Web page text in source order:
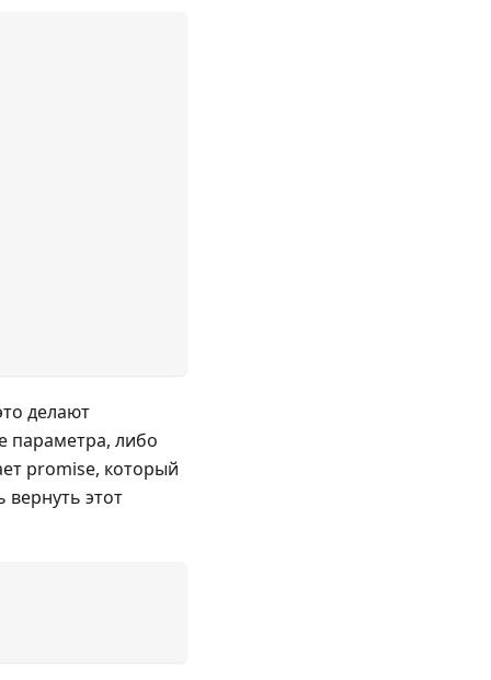
делают
параметра, либо
promise, который
этот